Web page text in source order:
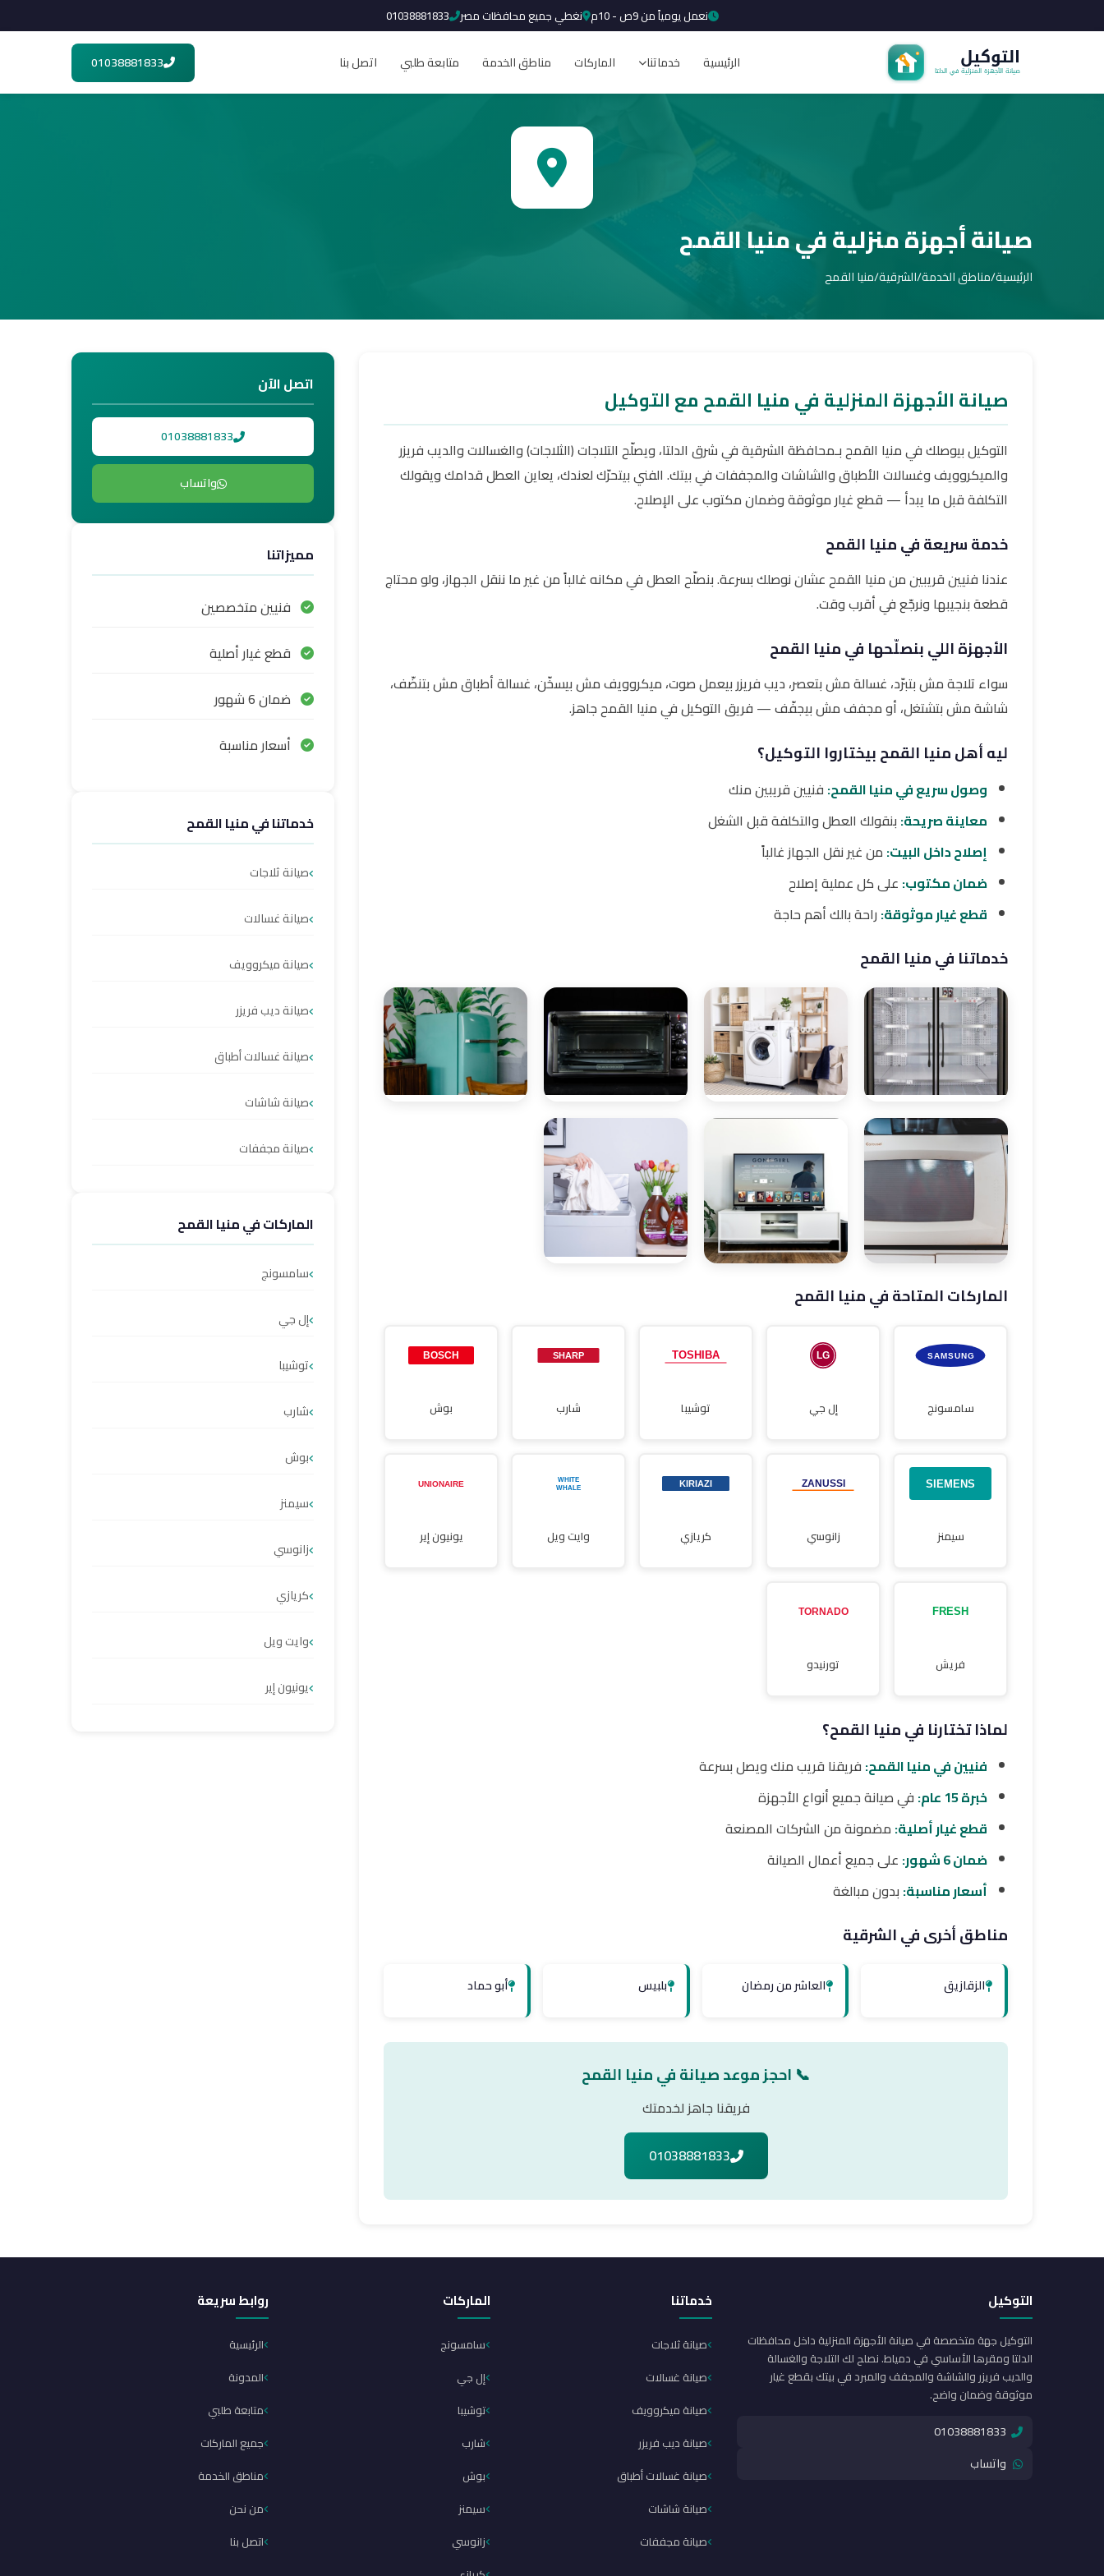
نعمل يومياً من 9ص - 10م نغطي جميع محافظات مصر 01038881833
الرئيسية خدماتنا الماركات مناطق الخدمة متابعة طلبي اتصل بنا 01038881833
صيانة أجهزة منزلية في منيا القمح
الرئيسية/مناطق الخدمة/الشرقية/منيا القمح
صيانة الأجهزة المنزلية في منيا القمح مع التوكيل
التوكيل بيوصلك في منيا القمح بـمحافظة الشرقية في شرق الدلتا، ويصلّح التلاجات (الثلاجات) والغسالات والديب فريزر
والميكروويف وغسالات الأطباق والشاشات والمجففات في بيتك. الفني بيتحرّك لعندك، يعاين العطل قدامك ويقولك
التكلفة قبل ما يبدأ — قطع غيار موثوقة وضمان مكتوب على الإصلاح.
خدمة سريعة في منيا القمح
عندنا فنيين قريبين من منيا القمح عشان نوصلك بسرعة. بنصلّح العطل في مكانه غالباً من غير ما ننقل الجهاز، ولو محتاج
قطعة بنجيبها ونرجّع في أقرب وقت.
الأجهزة اللي بنصلّحها في منيا القمح
سواء تلاجة مش بتبرّد، غسالة مش بتعصر، ديب فريزر بيعمل صوت، ميكروويف مش بيسخّن، غسالة أطباق مش بتنضّف،
شاشة مش بتشتغل، أو مجفف مش بيجفّف — فريق التوكيل في منيا القمح جاهز.
ليه أهل منيا القمح بيختاروا التوكيل؟
وصول سريع في منيا القمح: فنيين قريبين منك
معاينة صريحة: بنقولك العطل والتكلفة قبل الشغل
إصلاح داخل البيت: من غير نقل الجهاز غالباً
ضمان مكتوب: على كل عملية إصلاح
قطع غيار موثوقة: راحة بالك أهم حاجة
خدماتنا في منيا القمح
صيانة ثلاجات صيانة غسالات
صيانة
ميكروويف
أطباق
صيانة مجففات
الماركات المتاحة في منيا القمح
سامسونج إل جي توشيبا شارب بوش
سيمنز زانوسي كريازي وايت ويل يونيون إير
فريش تورنيدو
لماذا تختارنا في منيا القمح؟
فنيين في منيا القمح: فريقنا قريب منك ويصل بسرعة
خبرة 15 عام:
في صيانة جميع أنواع الأجهزة
قطع غيار أصلية: مضمونة من الشركات المصنعة
ضمان 6 شهور:
على جميع أعمال الصيانة
أسعار مناسبة: بدون مبالغة
مناطق أخرى في الشرقية
الزقازيق العاشر من رمضان بلبيس أبو حماد
📞 احجز موعد صيانة في منيا القمح
فريقنا جاهز لخدمتك
01038881833
اتصل الآن
01038881833
واتساب
مميزاتنا
فنيين متخصصين
قطع غيار أصلية
ضمان 6 شهور
أسعار مناسبة
خدماتنا في منيا القمح
صيانة ثلاجات
صيانة غسالات
صيانة ميكروويف
صيانة ديب فريزر
صيانة غسالات أطباق
صيانة شاشات
صيانة مجففات
الماركات في منيا القمح
سامسونج
إل جي
توشيبا
شارب
بوش
سيمنز
زانوسي
كريازي
وايت ويل
يونيون إير
التوكيل
التوكيل جهة متخصصة في صيانة الأجهزة المنزلية داخل محافظات
الدلتا ومقرها الأساسي في دمياط. نصلح لك التلاجة والغسالة
والديب فريزر والشاشة والمجفف والمبرد في بيتك بقطع غيار
موثوقة وضمان واضح.
01038881833
واتساب
خدماتنا
صيانة ثلاجات
صيانة غسالات
صيانة ميكروويف
صيانة ديب فريزر
صيانة غسالات أطباق
صيانة شاشات
صيانة مجففات
الماركات
سامسونج
إل جي
توشيبا
شارب
بوش
سيمنز
زانوسي
روابط سريعة
الرئيسية
المدونة
متابعة طلبي
جميع الماركات
مناطق الخدمة
من نحن
اتصل بنا